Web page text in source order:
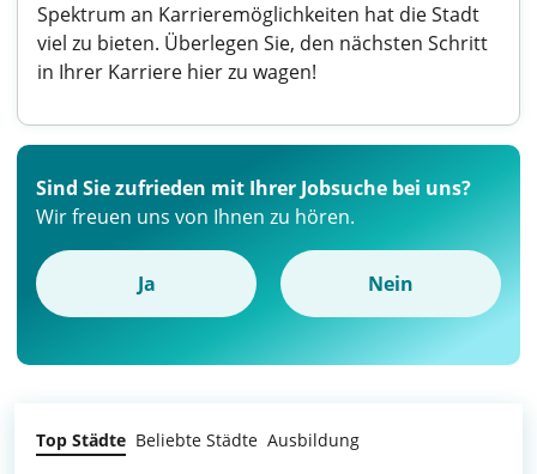
Spektrum an Karrieremöglichkeiten hat die Stadt
viel zu bieten. Überlegen Sie, den nächsten Schritt
in Ihrer Karriere hier zu wagen!
Sind Sie zufrieden mit Ihrer Jobsuche bei uns?
Wir freuen uns von Ihnen zu hören.
Ja Nein
Top Städte Beliebte Städte Ausbildung